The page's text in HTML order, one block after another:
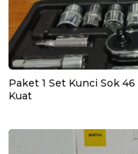
Paket 1 Set Kunci Sok
Kuat